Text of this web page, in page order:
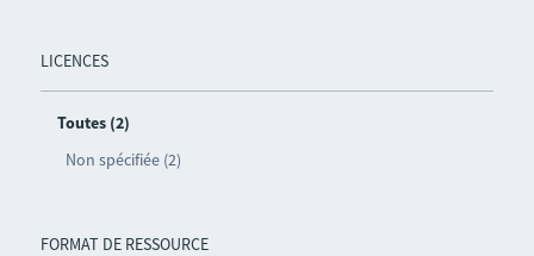
LICENCES
Toutes (2)
Non spécifiée (2)
FORMAT DE RESSOURCE